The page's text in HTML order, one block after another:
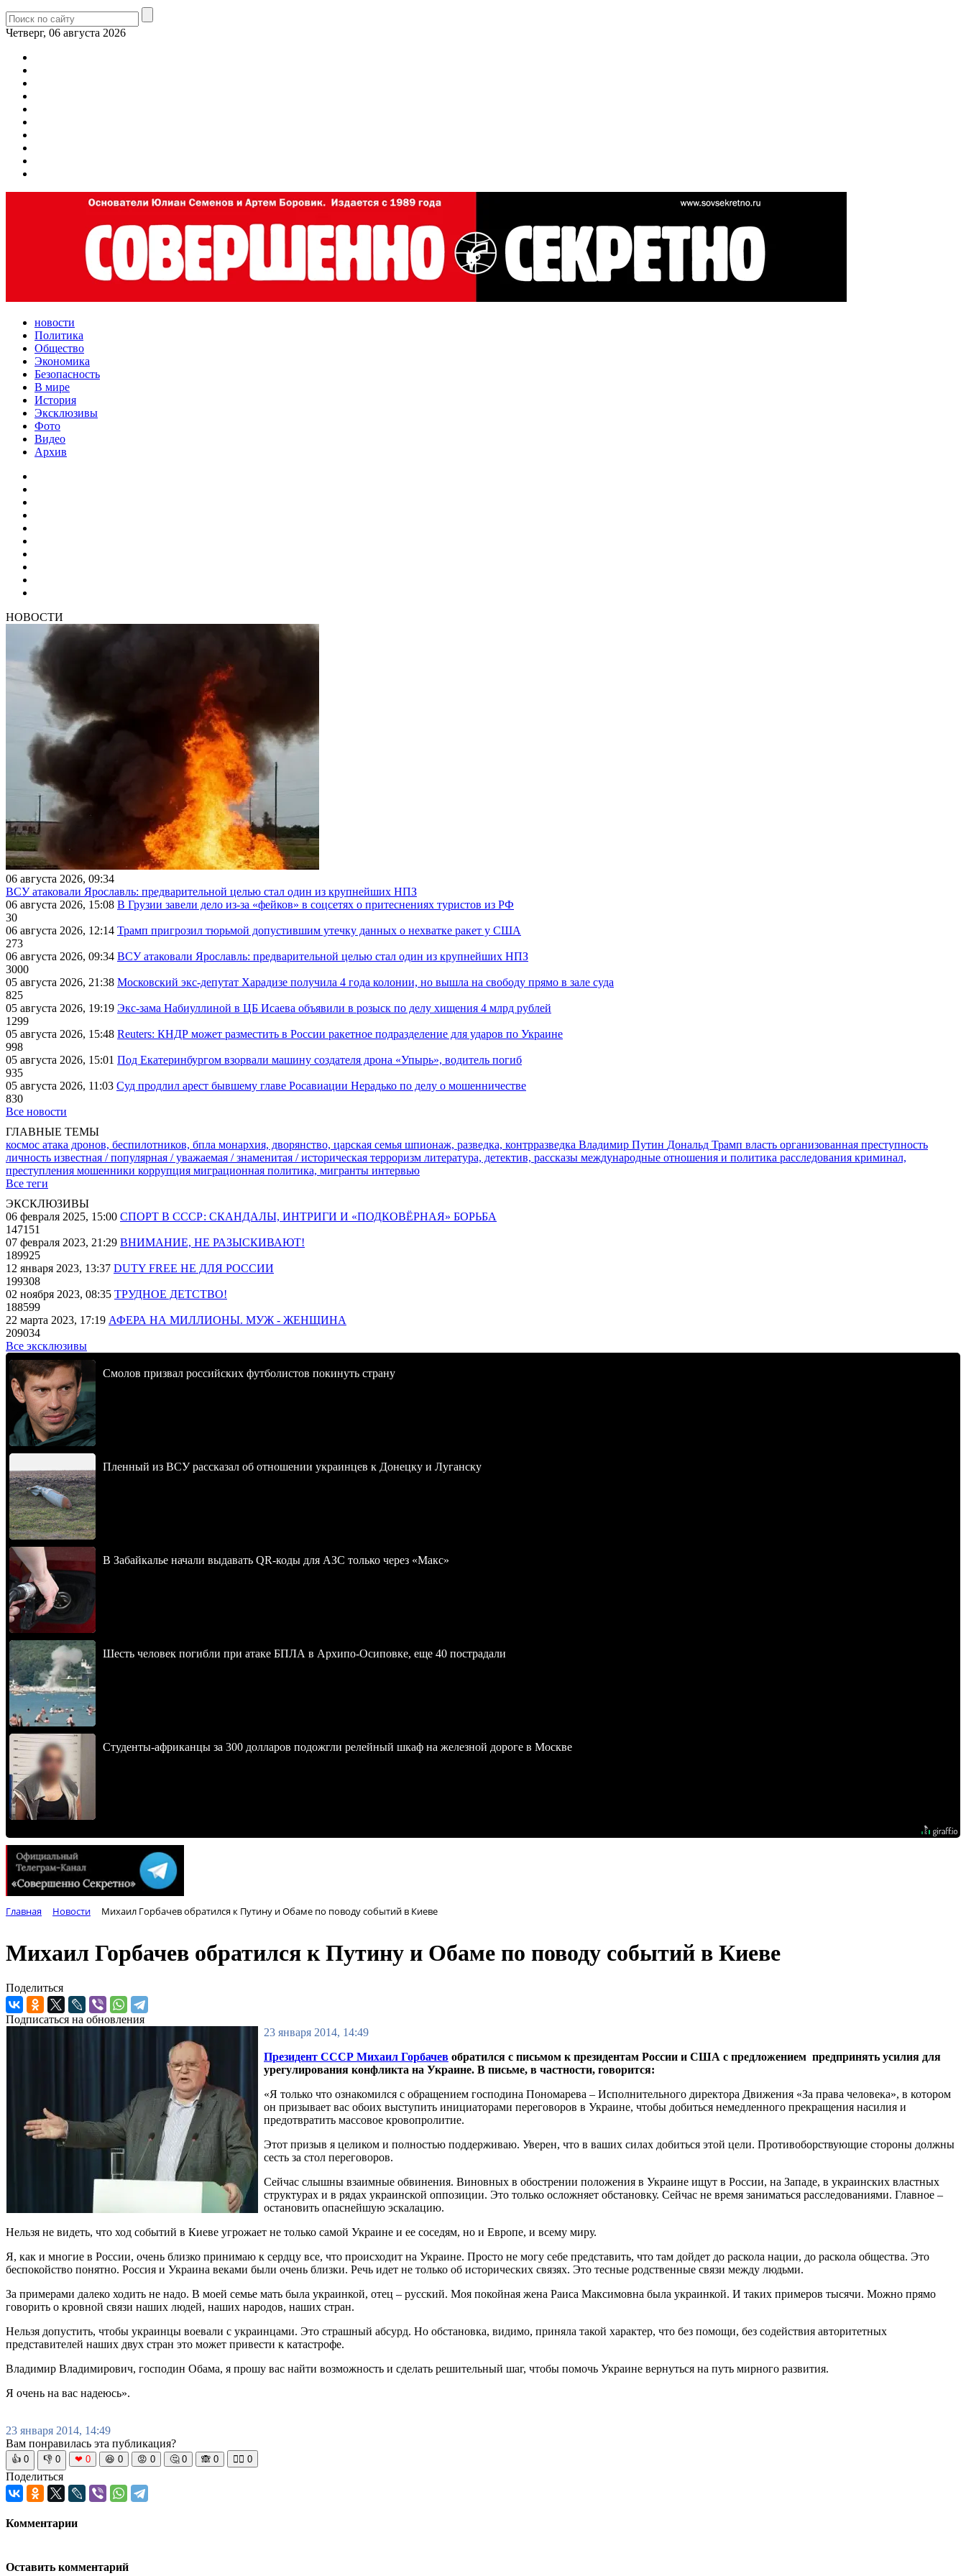
Четверг, 06 августа 2026
новости
Политика
Общество
Экономика
Безопасность
В мире
История
Эксклюзивы
Фото
Видео
Архив
НОВОСТИ
06 августа 2026, 09:34
ВСУ атаковали Ярославль: предварительной целью стал один из крупнейших НПЗ
06 августа 2026, 15:08 В Грузии завели дело из-за «фейков» в соцсетях о притеснениях туристов из РФ
30
06 августа 2026, 12:14 Трамп пригрозил тюрьмой допустившим утечку данных о нехватке ракет у США
273
06 августа 2026, 09:34 ВСУ атаковали Ярославль: предварительной целью стал один из крупнейших НПЗ
3000
05 августа 2026, 21:38 Московский экс-депутат Харадизе получила 4 года колонии, но вышла на свободу прямо в зале суда
825
05 августа 2026, 19:19 Экс-зама Набиуллиной в ЦБ Исаева объявили в розыск по делу хищения 4 млрд рублей
1299
05 августа 2026, 15:48 Reuters: КНДР может разместить в России ракетное подразделение для ударов по Украине
998
05 августа 2026, 15:01 Под Екатеринбургом взорвали машину создателя дрона «Упырь», водитель погиб
935
05 августа 2026, 11:03 Суд продлил арест бывшему главе Росавиации Нерадько по делу о мошенничестве
830
Все новости
ГЛАВНЫЕ ТЕМЫ
космос атака дронов, беспилотников, бпла монархия, дворянство, царская семья шпионаж, разведка, контрразведка Владимир Путин Дональд Трамп власть организованная преступность
личность известная / популярная / уважаемая / знаменитая / историческая терроризм литература, детектив, рассказы международные отношения и политика расследования криминал,
преступления мошенники коррупция миграционная политика, мигранты интервью
Все теги
ЭКСКЛЮЗИВЫ
06 февраля 2025, 15:00 СПОРТ В СССР: СКАНДАЛЫ, ИНТРИГИ И «ПОДКОВЁРНАЯ» БОРЬБА
147151
07 февраля 2023, 21:29 ВНИМАНИЕ, НЕ РАЗЫСКИВАЮТ!
189925
12 января 2023, 13:37 DUTY FREE НЕ ДЛЯ РОССИИ
199308
02 ноября 2023, 08:35 ТРУДНОЕ ДЕТСТВО!
188599
22 марта 2023, 17:19 АФЕРА НА МИЛЛИОНЫ. МУЖ - ЖЕНЩИНА
209034
Все эксклюзивы
Смолов призвал российских футболистов покинуть страну
Пленный из ВСУ рассказал об отношении украинцев к Донецку и Луганску
В Забайкалье начали выдавать QR-коды для АЗС только через «Макс»
Шесть человек погибли при атаке БПЛА в Архипо-Осиповке, еще 40 пострадали
Студенты-африканцы за 300 долларов подожгли релейный шкаф на железной дороге в Москве
Главная Новости Михаил Горбачев обратился к Путину и Обаме по поводу событий в Киеве
Михаил Горбачев обратился к Путину и Обаме по поводу событий в Киеве
Поделиться
Подписаться на обновления
23 января 2014, 14:49
Президент СССР Михаил Горбачев обратился с письмом к президентам России и США с предложением предпринять усилия для
урегулирования конфликта на Украине. В письме, в частности, говорится:
«Я только что ознакомился с обращением господина Пономарева – Исполнительного директора Движения «За права человека», в котором
он призывает вас обоих выступить инициаторами переговоров в Украине, чтобы добиться немедленного прекращения насилия и
предотвратить массовое кровопролитие.
Этот призыв я целиком и полностью поддерживаю. Уверен, что в ваших силах добиться этой цели. Противоборствующие стороны должны
сесть за стол переговоров.
Сейчас слышны взаимные обвинения. Виновных в обострении положения в Украине ищут в России, на Западе, в украинских властных
структурах и в рядах украинской оппозиции. Это только осложняет обстановку. Сейчас не время заниматься расследованиями. Главное –
остановить опаснейшую эскалацию.
Нельзя не видеть, что ход событий в Киеве угрожает не только самой Украине и ее соседям, но и Европе, и всему миру.
Я, как и многие в России, очень близко принимаю к сердцу все, что происходит на Украине. Просто не могу себе представить, что там дойдет до раскола нации, до раскола общества. Это
беспокойство понятно. Россия и Украина веками были очень близки. Речь идет не только об исторических связях. Это тесные родственные связи между людьми.
За примерами далеко ходить не надо. В моей семье мать была украинкой, отец – русский. Моя покойная жена Раиса Максимовна была украинкой. И таких примеров тысячи. Можно прямо
говорить о кровной связи наших людей, наших народов, наших стран.
Нельзя допустить, чтобы украинцы воевали с украинцами. Это страшный абсурд. Но обстановка, видимо, приняла такой характер, что без помощи, без содействия авторитетных
представителей наших двух стран это может привести к катастрофе.
Владимир Владимирович, господин Обама, я прошу вас найти возможность и сделать решительный шаг, чтобы помочь Украине вернуться на путь мирного развития.
Я очень на вас надеюсь».
23 января 2014, 14:49
Вам понравилась эта публикация?
👍 0 👎 0 ❤ 0 😆 0 😡 0 🤔 0 🙈 0 🧘‍♀️ 0
Поделиться
Комментарии
Оставить комментарий